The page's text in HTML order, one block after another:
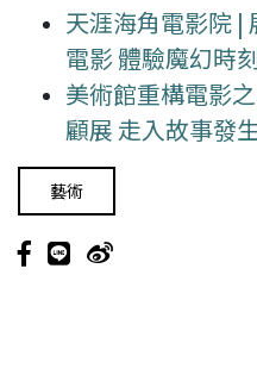
天涯海角電影院 |
電影 體驗魔幻時
美術館重構電影
顧展 走入故事發
藝術